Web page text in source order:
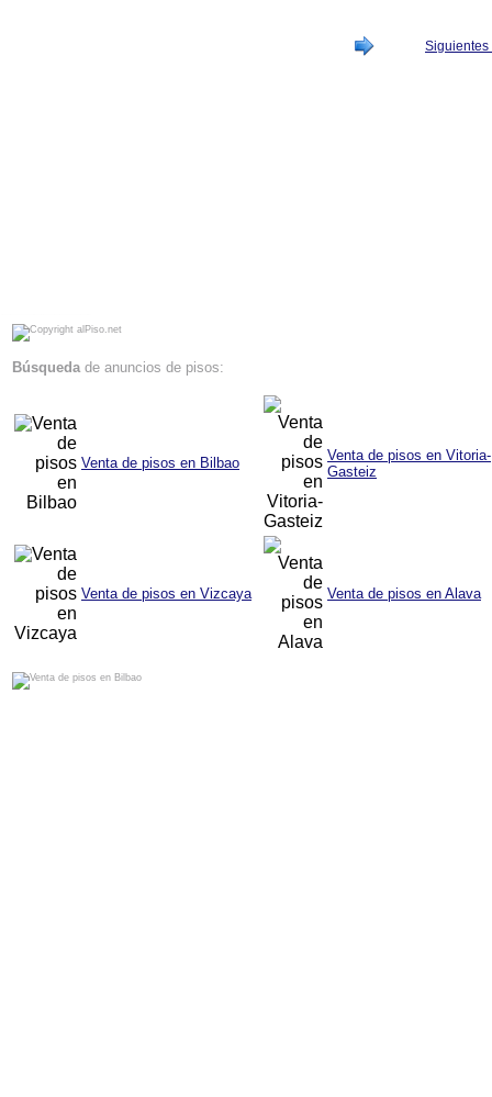
Siguientes
Búsquedade anuncios de pisos:
Venta de pisos en Bilbao
Venta de pisos en Vitoria-
Gasteiz
Venta de pisos en Vizcaya Venta de pisos en Alava